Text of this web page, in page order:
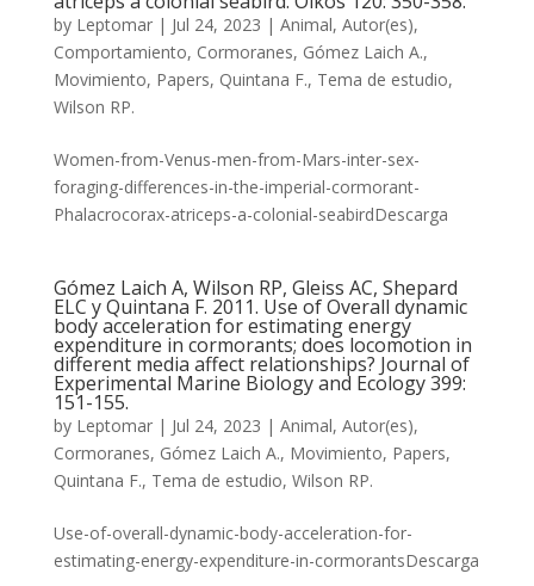
by Leptomar| Jul 24, 2023 | Animal, Autor(es),
Comportamiento, Cormoranes, Gómez Laich A.,
Movimiento, Papers, Quintana F., Tema de estudio,
Wilson RP.
Women-from-Venus-men-from-Mars-inter-sex-
foraging-differences-in-the-imperial-cormorant-
Phalacrocorax-atriceps-a-colonial-seabirdDescarga
Gómez Laich A, Wilson RP, Gleiss AC, Shepard
ELC y Quintana F. 2011. Use of Overall dynamic
body acceleration for estimating energy
expenditure in cormorants; does locomotion in
different media affect relationships? Journal of
Experimental Marine Biology and Ecology 399:
151-155.
by Leptomar| Jul 24, 2023 | Animal, Autor(es),
Cormoranes, Gómez Laich A., Movimiento, Papers,
Quintana F., Tema de estudio, Wilson RP.
Use-of-overall-dynamic-body-acceleration-for-
estimating-energy-expenditure-in-cormorantsDescarga